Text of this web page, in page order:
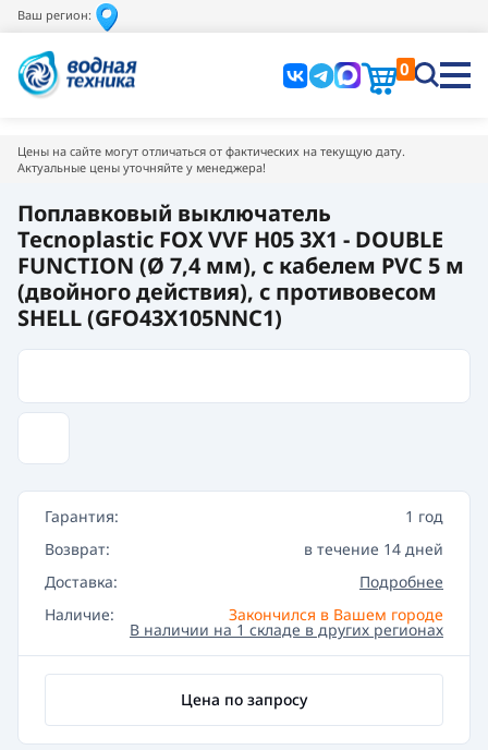
Ваш регион:
0
Цены на сайте могут отличаться от фактических на текущую дату.
Актуальные цены уточняйте у менеджера!
Поплавковый выключатель
Tecnoplastic FOX VVF H05 3X1 - DOUBLE
FUNCTION (Ø 7,4 мм), с кабелем PVC 5 м
(двойного действия), с противовесом
SHELL (GFO43X105NNC1)
Гарантия:
1 год
Возврат:
в течение 14 дней
Доставка:
Подробнее
Наличие:
Закончился в Вашем городе
В наличии на 1 складе в других регионах
Цена по запросу